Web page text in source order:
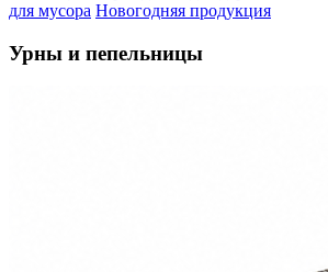
для мусора Новогодняя продукция
Урны и пепельницы